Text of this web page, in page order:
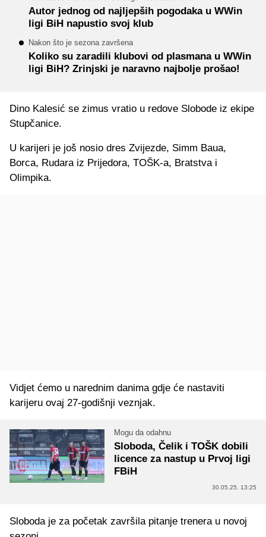
Autor jednog od najljepših pogodaka u WWin
ligi BiH napustio svoj klub
Nakon što je sezona završena
Koliko su zaradili klubovi od plasmana u WWin
ligi BiH? Zrinjski je naravno najbolje prošao!
Dino Kalesić se zimus vratio u redove Slobode iz ekipe
Stupčanice.
U karijeri je još nosio dres Zvijezde, Simm Baua,
Borca, Rudara iz Prijedora, TOŠK-a, Bratstva i
Olimpika.
Vidjet ćemo u narednim danima gdje će nastaviti
karijeru ovaj 27-godišnji veznjak.
Mogu da odahnu
Sloboda, Čelik i TOŠK dobili
licence za nastup u Prvoj ligi
FBiH
30.05.25. 13:25
Sloboda je za početak završila pitanje trenera u novoj